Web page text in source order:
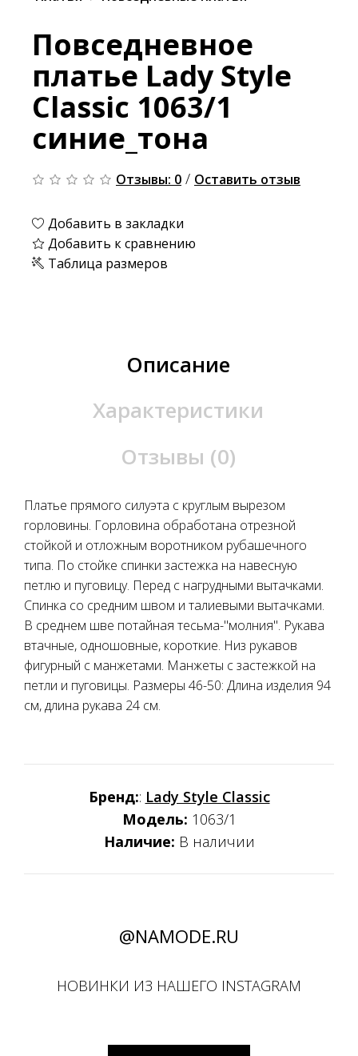
Повседневное
платье Lady Style
Classic 1063/1
синие_тона
Отзывы: 0 / Оставить отзыв
Добавить в закладки
Добавить к сравнению
Таблица размеров
Описание
Характеристики
Отзывы (0)
Платье прямого силуэта с круглым вырезом
горловины. Горловина обработана отрезной
стойкой и отложным воротником рубашечного
типа. По стойке спинки застежка на навесную
петлю и пуговицу. Перед с нагрудными вытачками.
Спинка со средним швом и талиевыми вытачками.
В среднем шве потайная тесьма-"молния". Рукава
втачные, одношовные, короткие. Низ рукавов
фигурный с манжетами. Манжеты с застежкой на
петли и пуговицы. Размеры 46-50: Длина изделия 94
см, длина рукава 24 см.
Бренд:: Lady Style Classic
Модель: 1063/1
Наличие: В наличии
@NAMODE.RU
НОВИНКИ ИЗ НАШЕГО INSTAGRAM